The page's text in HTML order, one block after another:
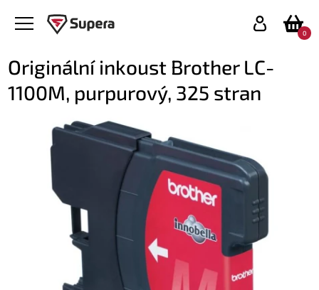
0
Originální inkoust Brother LC-
1100M, purpurový, 325 stran